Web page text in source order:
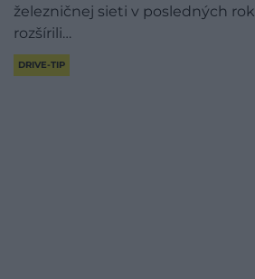
železničnej sieti v posledných
rozšírili…
DRIVE-TIP